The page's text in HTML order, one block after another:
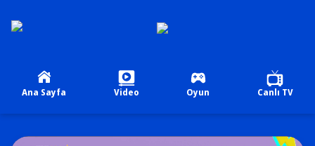
Ana Sayfa Video Oyun Canlı TV